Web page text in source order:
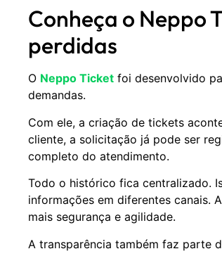
Conheça o Neppo
perdidas
O Neppo Ticket foi desenvolvido
demandas.
Com ele, a criação de tickets
cliente, a solicitação já pode ser
completo do atendimento.
Todo o histórico fica centralizado.
informações em diferentes canais.
mais segurança e agilidade.
A transparência também faz parte